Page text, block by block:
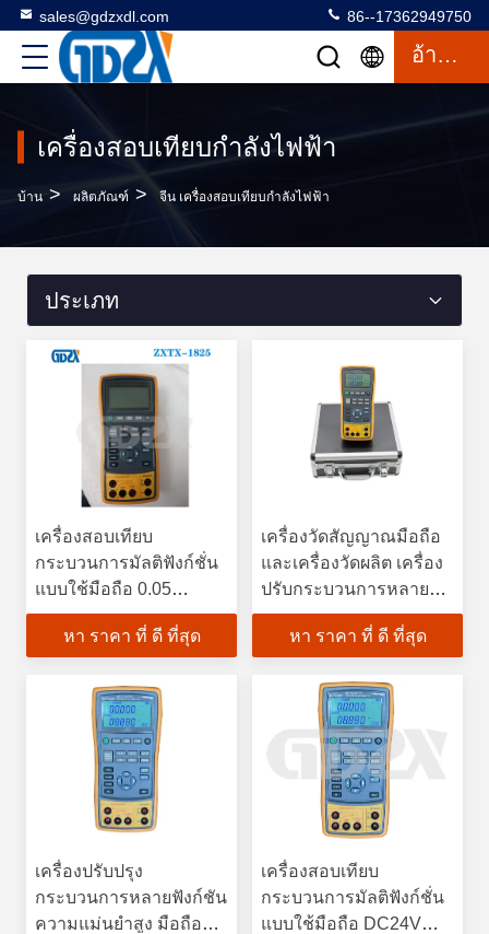
sales@gdzxdl.com 86--17362949750
อ้างอิง
เครื่องสอบเทียบกำลังไฟฟ้า
บ้าน > ผลิตภัณฑ์ > จีน เครื่องสอบเทียบกำลังไฟฟ้า
ประเภท
เครื่องสอบเทียบ
กระบวนการมัลติฟังก์ชั่น
แบบใช้มือถือ 0.05
สำหรับการปรับเทียบ
สัญญาณภาคสนาม
หา ราคา ที่ ดี ที่สุด
เครื่องวัดสัญญาณมือถือ
และเครื่องวัดผลิต เครื่อง
ปรับกระบวนการหลาย
ฟังก์ชัน
หา ราคา ที่ ดี ที่สุด
เครื่องปรับปรุง
กระบวนการหลายฟังก์ชัน
ความแม่นยําสูง มือถือพก
เครื่องสอบเทียบ
กระบวนการมัลติฟังก์ชั่น
แบบใช้มือถือ DC24V